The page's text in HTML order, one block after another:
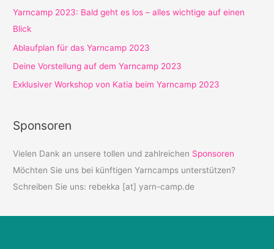
Yarncamp 2023: Bald geht es los – alles wichtige auf einen
Blick
Ablaufplan für das Yarncamp 2023
Deine Vorstellung auf dem Yarncamp 2023
Exklusiver Workshop von Katia beim Yarncamp 2023
Sponsoren
Vielen Dank an unsere tollen und zahlreichen Sponsoren
Möchten Sie uns bei künftigen Yarncamps unterstützen?
Schreiben Sie uns: rebekka [at] yarn-camp.de